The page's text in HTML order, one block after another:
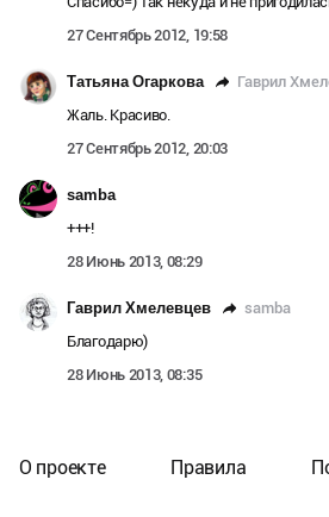
27 Сентябрь 2012, 19:58
Татьяна Огаркова Гаврил
Жаль. Красиво.
27 Сентябрь 2012, 20:03
samba
+++!
28 Июнь 2013, 08:29
Гаврил Хмелевцев samba
Благодарю)
28 Июнь 2013, 08:35
О проекте Правила